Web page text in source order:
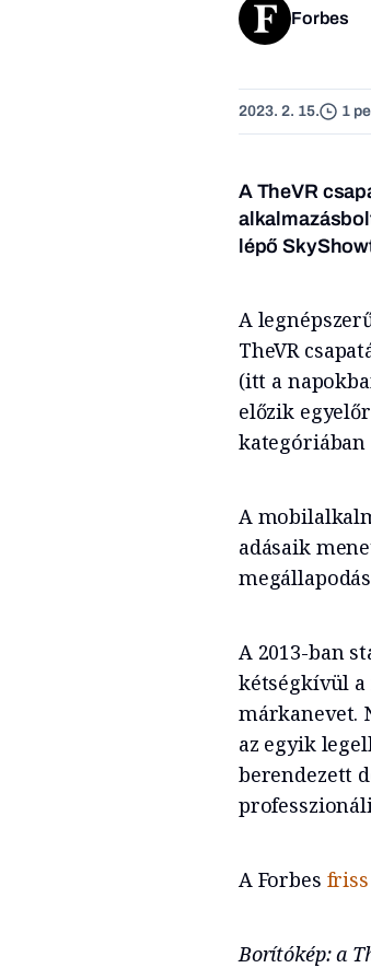
Forbes
2023. 2. 15. 1
A TheVR
lépő
A
TheVR
(itt a
előzik
kategóriában
A
adásaik
A 2013-ban
kétségkívül a
márkanevet.
az egyik
berendezett
A Forbes
Borítókép: a